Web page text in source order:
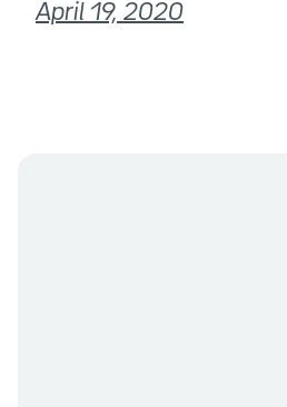
April 19, 2020